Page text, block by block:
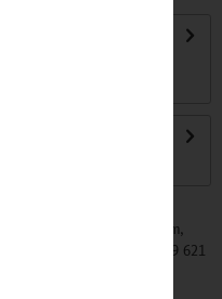
stylische Mini-
Str. 4, 68229 Mannheim,
mycybergroup.com, +49 621